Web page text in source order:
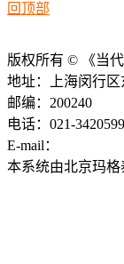
回顶部
版权所有 © 《当
地址：上海闵行
邮编：200240
电话：021-
E-mail：
本系统由北京玛